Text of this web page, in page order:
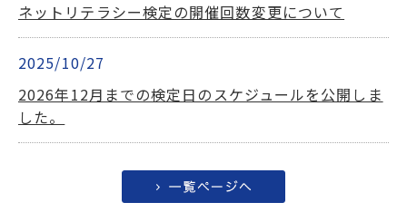
ネットリテラシー検定の開催回数変更について
2025/10/27
2026年12月までの検定日のスケジュールを公開しま
した。